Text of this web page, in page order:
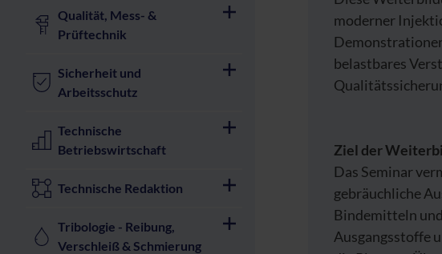
Qualität, Mess- &
Prüftechnik
Sicherheit und
Arbeitsschutz
Technische
Betriebswirtschaft
Technische Redaktion
Tribologie - Reibung,
Verschleiß & Schmierung
moderner
belastbares
Ziel der
Das Seminar
gebräuchliche
Bindemitteln
Ausgangsstoffe